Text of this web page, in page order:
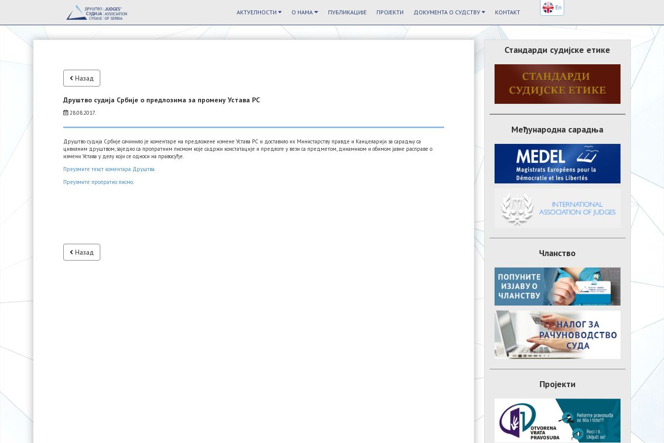
АКТУЕЛНОСТИ О НАМА ПУБЛИКАЦИЈЕ ПРОЈЕКТИ ДОКУМЕНТА О СУДСТВУ КОНТАКТ
Назад
Друштво судија Србије о предлозима за промену Устава РС
28.08.2017.
Друштво судија Србије сачинило је коментаре на предложене измене Устава РС и доставило их Министарству правде и Канцеларији за сарадњу са
цивилним друштвом, заједно са пропратним писмом које садржи констатације и предлоге у вези са предметом, динамиком и обимом јавне расправе о
измени Устава у делу који се односи на правосуђе.
Преузмите текст коментара Друштва.
Преузмите пропратно писмо.
Назад
Стандарди судијске етике
Међународна сарадња
Чланство
Пројекти
En